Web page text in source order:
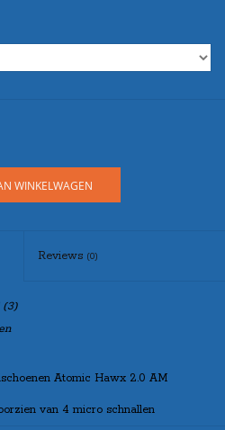
WINKELWAGEN
Reviews (0)
(3)
Atomic Hawx 2.0 AM
van 4 micro schnallen